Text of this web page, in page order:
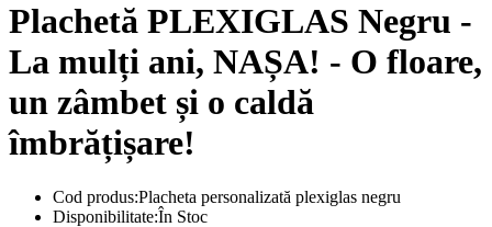
Plachetă PLEXIGLAS Negru -
La mulți ani, NAȘA! - O floare,
un zâmbet și o caldă
îmbrățișare!
Cod produs:Placheta personalizată plexiglas negru
Disponibilitate:În Stoc